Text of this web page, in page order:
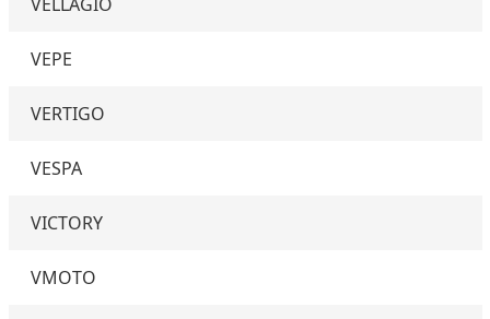
VEPE
VERTIGO
VESPA
VICTORY
VMOTO